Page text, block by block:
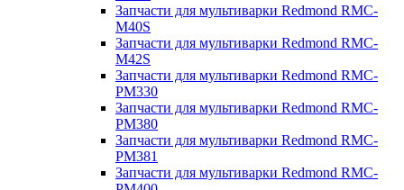
Запчасти для мультиварки Redmond RMC-
M40S
Запчасти для мультиварки Redmond RMC-
M42S
Запчасти для мультиварки Redmond RMC-
PM330
Запчасти для мультиварки Redmond RMC-
PM380
Запчасти для мультиварки Redmond RMC-
PM381
Запчасти для мультиварки Redmond RMC-